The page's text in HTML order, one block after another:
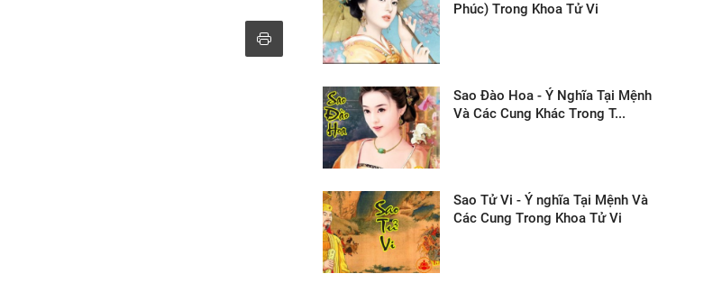
Phúc) Trong Khoa Tử Vi
Sao Đào Hoa - Ý Nghĩa Tại Mệnh
Và Các Cung Khác Trong T...
Sao Tử Vi - Ý nghĩa Tại Mệnh Và
Các Cung Trong Khoa Tử Vi